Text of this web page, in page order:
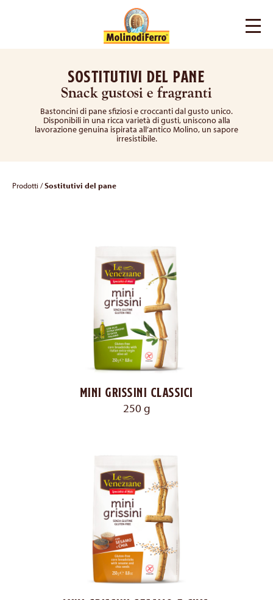
Sostitutivi del pane
Snack gustosi e fragranti
Bastoncini di pane sfiziosi e croccanti dal gusto unico.
Disponibili in una ricca varietà di gusti, uniscono alla
lavorazione genuina ispirata all’antico Molino, un sapore
irresistibile.
Prodotti /Sostitutivi del pane
Mini grissini classici
250 g